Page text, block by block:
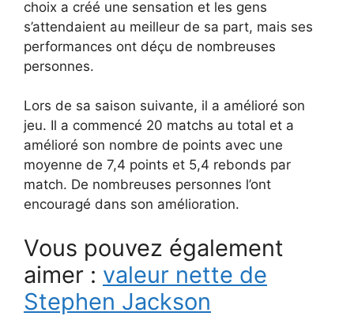
choix a créé une sensation et les gens
s’attendaient au meilleur de sa part, mais ses
performances ont déçu de nombreuses
personnes.
Lors de sa saison suivante, il a amélioré son
jeu. Il a commencé 20 matchs au total et a
amélioré son nombre de points avec une
moyenne de 7,4 points et 5,4 rebonds par
match. De nombreuses personnes l’ont
encouragé dans son amélioration.
Vous pouvez également
aimer : valeur nette de
Stephen Jackson